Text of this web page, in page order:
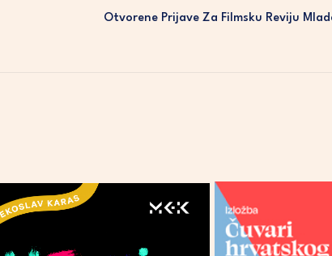
Otvorene Prijave Za Filmsku Reviju